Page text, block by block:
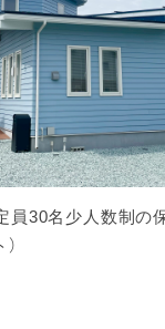
員30名少人数制の